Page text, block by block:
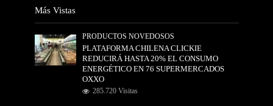
Más Vistas
PRODUCTOS NOVEDOSOS
PLATAFORMA CHILENA CLICKIE
REDUCIRÁ HASTA 20% EL CONSUMO
ENERGÉTICO EN 76 SUPERMERCADOS
OXXO
285.720 Visitas